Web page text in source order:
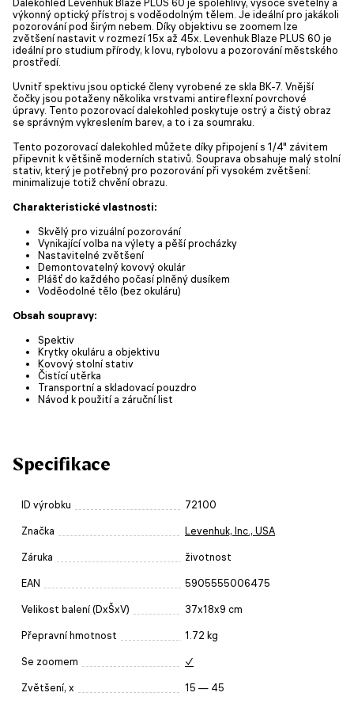
výkonný optický přístroj s voděodolným tělem. Je ideální pro jakákoli
pozorování pod širým nebem. Díky objektivu se zoomem lze
zvětšení nastavit v rozmezí 15x až 45x. Levenhuk Blaze PLUS 60 je
ideální pro studium přírody, k lovu, rybolovu a pozorování městského
prostředí.
Uvnitř spektivu jsou optické členy vyrobené ze skla BK-7. Vnější
čočky jsou potaženy několika vrstvami antireflexní povrchové
úpravy. Tento pozorovací dalekohled poskytuje ostrý a čistý obraz
se správným vykreslením barev, a to i za soumraku.
Tento pozorovací dalekohled můžete díky připojení s 1/4" závitem
připevnit k většině moderních stativů. Souprava obsahuje malý stolní
stativ, který je potřebný pro pozorování při vysokém zvětšení:
minimalizuje totiž chvění obrazu.
Charakteristické vlastnosti:
Skvělý pro vizuální pozorování
Vynikající volba na výlety a pěší procházky
Nastavitelné zvětšení
Demontovatelný kovový okulár
Plášť do každého počasí plněný dusíkem
Voděodolné tělo (bez okuláru)
Obsah soupravy:
Spektiv
Krytky okuláru a objektivu
Kovový stolní stativ
Čistící utěrka
Transportní a skladovací pouzdro
Návod k použití a záruční list
Specifikace
ID výrobku 72100
Značka Levenhuk, Inc., USA
Záruka životnost
EAN 5905555006475
Velikost balení (DxŠxV) 37x18x9 cm
Přepravní hmotnost 1.72 kg
Se zoomem ✓
Zvětšení, x 15 — 45